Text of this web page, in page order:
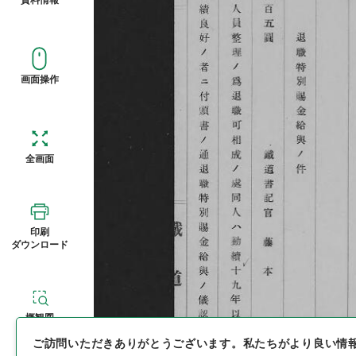
画面操作
全画面
印刷
ダウンロード
概観図
ご訪問いただきありがとうございます。 私たちがより良い情